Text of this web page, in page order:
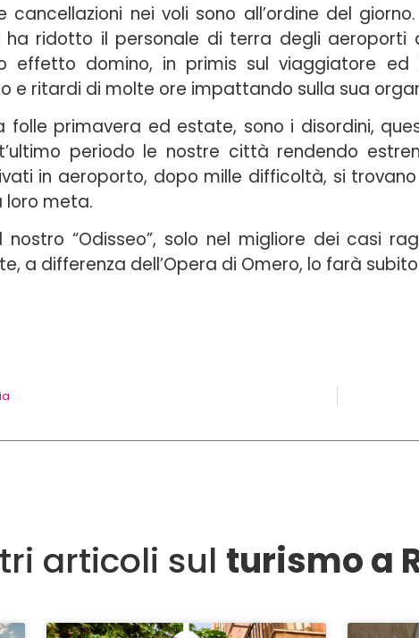
nei voli sono all’ordine del
ridotto il personale di terra degli aeroporti
effetto domino, in primis sul viaggiatore ed
e ritardi di molte ore impattando sulla sua
folle primavera ed estate, sono i disordini,
periodo le nostre città rendendo
in aeroporto, dopo mille difficoltà, si
loro meta.
nostro “Odisseo”, solo nel migliore dei casi
a differenza dell’Opera di Omero, lo farà
articoli sul turismo a